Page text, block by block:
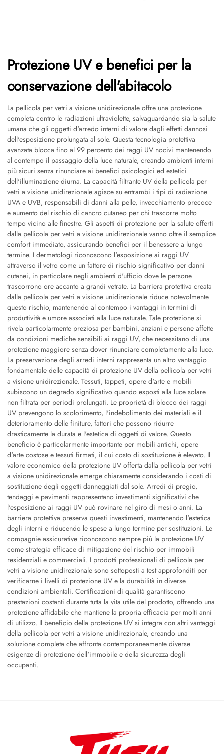
Protezione UV e benefici per la
conservazione dell'abitacolo
La pellicola per vetri a visione unidirezionale offre una protezione
completa contro le radiazioni ultraviolette, salvaguardando sia la salute
umana che gli oggetti d'arredo interni di valore dagli effetti dannosi
dell'esposizione prolungata al sole. Questa tecnologia protettiva
avanzata blocca fino al 99 percento dei raggi UV nocivi mantenendo
al contempo il passaggio della luce naturale, creando ambienti interni
più sicuri senza rinunciare ai benefici psicologici ed estetici
dell'illuminazione diurna. La capacità filtrante UV della pellicola per
vetri a visione unidirezionale agisce su entrambi i tipi di radiazione
UVA e UVB, responsabili di danni alla pelle, invecchiamento precoce
e aumento del rischio di cancro cutaneo per chi trascorre molto
tempo vicino alle finestre. Gli aspetti di protezione per la salute offerti
dalla pellicola per vetri a visione unidirezionale vanno oltre il semplice
comfort immediato, assicurando benefici per il benessere a lungo
termine. I dermatologi riconoscono l'esposizione ai raggi UV
attraverso il vetro come un fattore di rischio significativo per danni
cutanei, in particolare negli ambienti d'ufficio dove le persone
trascorrono ore accanto a grandi vetrate. La barriera protettiva creata
dalla pellicola per vetri a visione unidirezionale riduce notevolmente
questo rischio, mantenendo al contempo i vantaggi in termini di
produttività e umore associati alla luce naturale. Tale protezione si
rivela particolarmente preziosa per bambini, anziani e persone affette
da condizioni mediche sensibili ai raggi UV, che necessitano di una
protezione maggiore senza dover rinunciare completamente alla luce.
La preservazione degli arredi interni rappresenta un altro vantaggio
fondamentale delle capacità di protezione UV della pellicola per vetri
a visione unidirezionale. Tessuti, tappeti, opere d'arte e mobili
subiscono un degrado significativo quando esposti alla luce solare
non filtrata per periodi prolungati. Le proprietà di blocco dei raggi
UV prevengono lo scolorimento, l'indebolimento dei materiali e il
deterioramento delle finiture, fattori che possono ridurre
drasticamente la durata e l'estetica di oggetti di valore. Questo
beneficio è particolarmente importante per mobili antichi, opere
d'arte costose e tessuti firmati, il cui costo di sostituzione è elevato. Il
valore economico della protezione UV offerta dalla pellicola per vetri
a visione unidirezionale emerge chiaramente considerando i costi di
sostituzione degli oggetti danneggiati dal sole. Arredi di pregio,
tendaggi e pavimenti rappresentano investimenti significativi che
l'esposizione ai raggi UV può rovinare nel giro di mesi o anni. La
barriera protettiva preserva questi investimenti, mantenendo l'estetica
degli interni e riducendo le spese a lungo termine per sostituzioni. Le
compagnie assicurative riconoscono sempre più la protezione UV
come strategia efficace di mitigazione del rischio per immobili
residenziali e commerciali. I prodotti professionali di pellicola per
vetri a visione unidirezionale sono sottoposti a test approfonditi per
verificarne i livelli di protezione UV e la durabilità in diverse
condizioni ambientali. Certificazioni di qualità garantiscono
prestazioni costanti durante tutta la vita utile del prodotto, offrendo una
protezione affidabile che mantiene la propria efficacia per molti anni
di utilizzo. Il beneficio della protezione UV si integra con altri vantaggi
della pellicola per vetri a visione unidirezionale, creando una
soluzione completa che affronta contemporaneamente diverse
esigenze di protezione dell'immobile e della sicurezza degli
occupanti.